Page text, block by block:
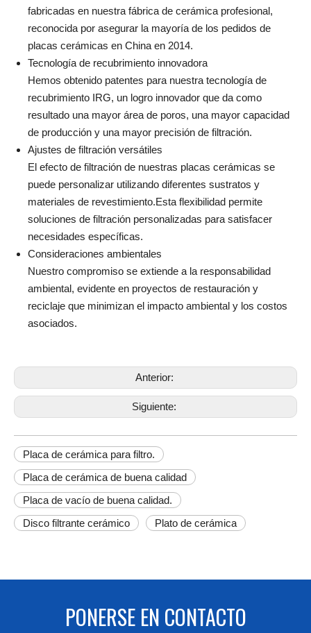
fabricadas en nuestra fábrica de cerámica profesional,
reconocida por asegurar la mayoría de los pedidos de
placas cerámicas en China en 2014.
Tecnología de recubrimiento innovadora
Hemos obtenido patentes para nuestra tecnología de
recubrimiento IRG, un logro innovador que da como
resultado una mayor área de poros, una mayor capacidad
de producción y una mayor precisión de filtración.
Ajustes de filtración versátiles
El efecto de filtración de nuestras placas cerámicas se
puede personalizar utilizando diferentes sustratos y
materiales de revestimiento.Esta flexibilidad permite
soluciones de filtración personalizadas para satisfacer
necesidades específicas.
Consideraciones ambientales
Nuestro compromiso se extiende a la responsabilidad
ambiental, evidente en proyectos de restauración y
reciclaje que minimizan el impacto ambiental y los costos
asociados.
Anterior:
Siguiente:
Placa de cerámica para filtro.
Placa de cerámica de buena calidad
Placa de vacío de buena calidad.
Disco filtrante cerámico
Plato de cerámica
PONERSE EN CONTACTO